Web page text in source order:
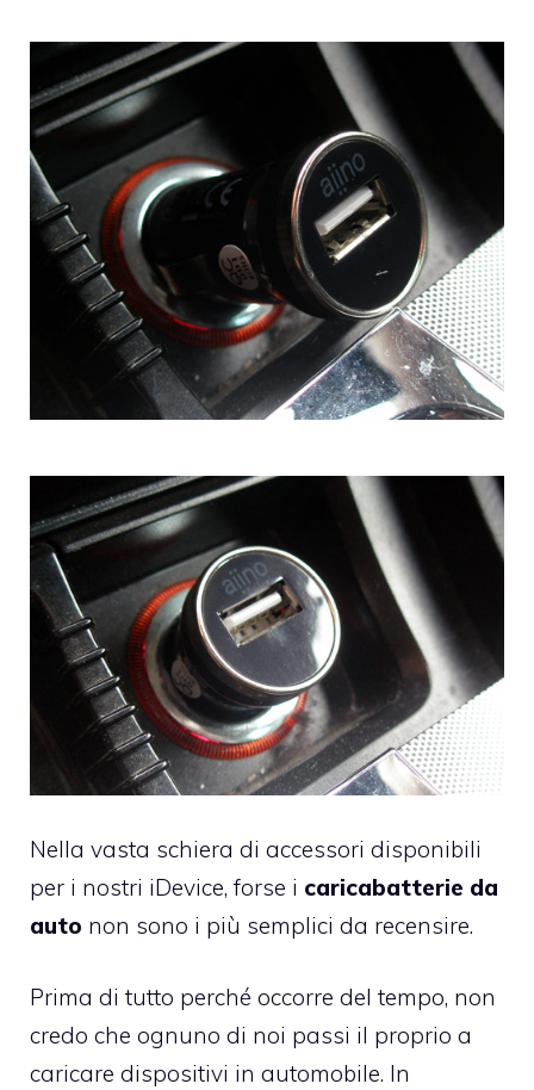
Nella vasta schiera di accessori disponibili
per i nostri iDevice, forse i caricabatterie da
auto non sono i più semplici da recensire.
Prima di tutto perché occorre del tempo, non
credo che ognuno di noi passi il proprio a
caricare dispositivi in automobile. In